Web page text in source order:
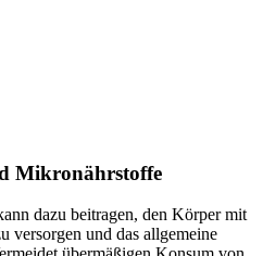
Mikronährstoffe
dazu beitragen, den Körper mit
versorgen und das allgemeine